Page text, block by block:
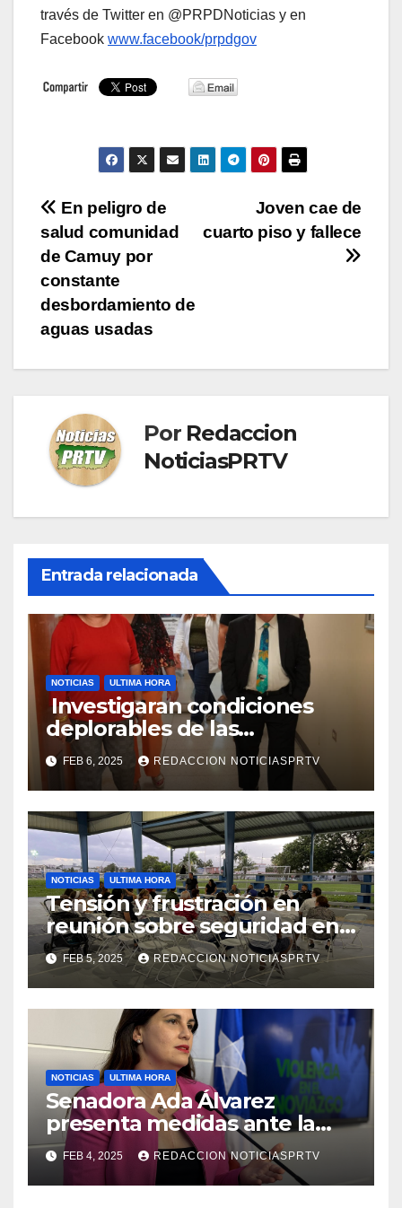
través de Twitter en @PRPDNoticias y en
Facebook www.facebook/prpdgov
Navegación
de
entradas
Joven cae de
cuarto piso y fallece
En peligro de
salud comunidad
de Camuy por
constante
desbordamiento de
aguas usadas
Por Redaccion
NoticiasPRTV
Entrada relacionada
NOTICIAS ULTIMA HORA
Investigaran condiciones
deplorables de las
facilidades el Departamento
de la Salud en Mayagüez
FEB 6, 2025 REDACCION NOTICIASPRTV
NOTICIAS ULTIMA HORA
Tensión y frustración en
reunión sobre seguridad en
Reparto Metropolitano
FEB 5, 2025 REDACCION NOTICIASPRTV
NOTICIAS ULTIMA HORA
Senadora Ada Álvarez
presenta medidas ante la
violencia en el noviazgo
FEB 4, 2025 REDACCION NOTICIASPRTV